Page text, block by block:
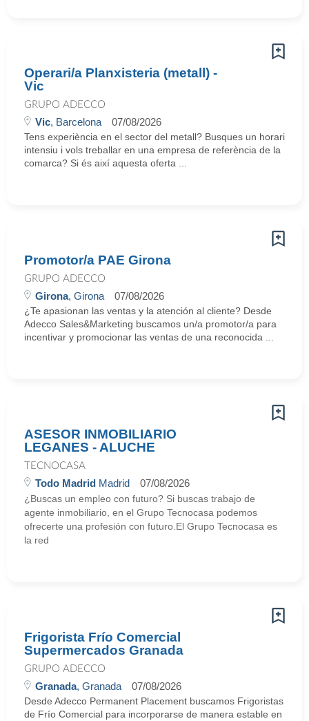
Operari/a Planxisteria (metall) -
Vic
GRUPO ADECCO
Vic, Barcelona 07/08/2026
Tens experiència en el sector del metall? Busques un horari
intensiu i vols treballar en una empresa de referència de la
comarca? Si és així aquesta oferta ...
Promotor/a PAE Girona
GRUPO ADECCO
Girona, Girona 07/08/2026
¿Te apasionan las ventas y la atención al cliente? Desde
Adecco Sales&Marketing buscamos un/a promotor/a para
incentivar y promocionar las ventas de una reconocida ...
ASESOR INMOBILIARIO
LEGANES - ALUCHE
TECNOCASA
Todo Madrid Madrid 07/08/2026
¿Buscas un empleo con futuro? Si buscas trabajo de
agente inmobiliario, en el Grupo Tecnocasa podemos
ofrecerte una profesión con futuro.El Grupo Tecnocasa es
la red
Frigorista Frío Comercial
Supermercados Granada
GRUPO ADECCO
Granada, Granada 07/08/2026
Desde Adecco Permanent Placement buscamos Frigoristas
de Frío Comercial para incorporarse de manera estable en